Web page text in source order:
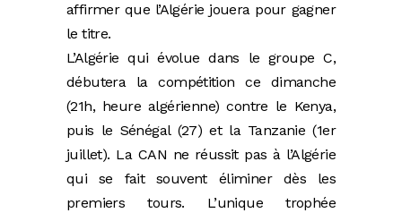
affirmer que l’Algérie jouera pour gagner
le titre.
L’Algérie qui évolue dans le groupe C,
débutera la compétition ce dimanche
(21h, heure algérienne) contre le Kenya,
puis le Sénégal (27) et la Tanzanie (1er
juillet). La CAN ne réussit pas à l’Algérie
qui se fait souvent éliminer dès les
premiers tours. L’unique trophée